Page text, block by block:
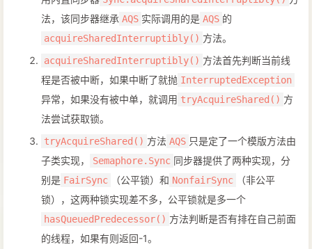
法，该同步器继承 AQS 实际调用的是 AQS 的
acquireSharedInterruptibly() 方法。
acquireSharedInterruptibly() 方法首先判断当前线
程是否被中断，如果中断了就抛 InterruptedException
异常，如果没有被中单，就调用 tryAcquireShared() 方
法尝试获取锁。
tryAcquireShared() 方法 AQS 只是定了一个模版方法由
子类实现，
Semaphore.Sync 同步器提供了两种实现，分
别是 FairSync （公平锁）和 NonfairSync
（非公平
锁），这两种锁实现差不多，公平锁就是多一个
hasQueuedPredecessor() 方法判断是否有排在自己前面
的线程，如果有则返回-1。